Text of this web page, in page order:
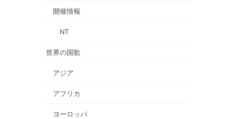
開催情報
NT
世界の国歌
アジア
アフリカ
ヨーロッパ